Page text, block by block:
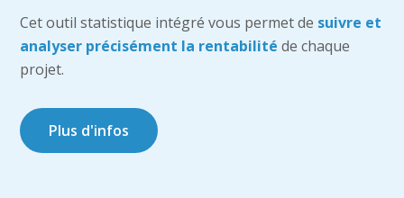
Cet outil statistique intégré vous permet de suivre et
analyser précisément la rentabilité de chaque
projet.
Plus d'infos